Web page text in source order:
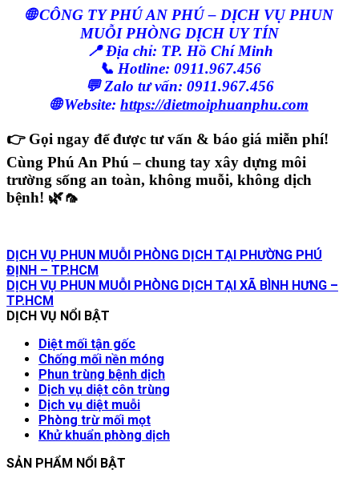
🌐 CÔNG TY PHÚ AN PHÚ – DỊCH VỤ PHUN
MUỖI PHÒNG DỊCH UY TÍN
📍 Địa chỉ: TP. Hồ Chí Minh
📞 Hotline: 0911.967.456
💬 Zalo tư vấn: 0911.967.456
🌐 Website: https://dietmoiphuanphu.com
👉 Gọi ngay để được tư vấn & báo giá miễn phí!
Cùng Phú An Phú – chung tay xây dựng môi
trường sống an toàn, không muỗi, không dịch
bệnh! 🌿🦟
DỊCH VỤ PHUN MUỖI PHÒNG DỊCH TẠI PHƯỜNG PHÚ
ĐỊNH – TP.HCM
DỊCH VỤ PHUN MUỖI PHÒNG DỊCH TẠI XÃ BÌNH HƯNG –
TP.HCM
DỊCH VỤ NỔI BẬT
Diệt mối tận gốc
Chống mối nền móng
Phun trùng bệnh dịch
Dịch vụ diệt côn trùng
Dịch vụ diệt muỗi
Phòng trừ mối mọt
Khử khuẩn phòng dịch
SẢN PHẨM NỔI BẬT